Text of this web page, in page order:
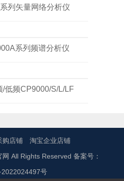
列矢量网络分析仪
系列频谱分析仪
/低频CP9000/S/L/LF
购店铺
淘宝企业店铺
All Rights Reserved 备案号：
2022024497号